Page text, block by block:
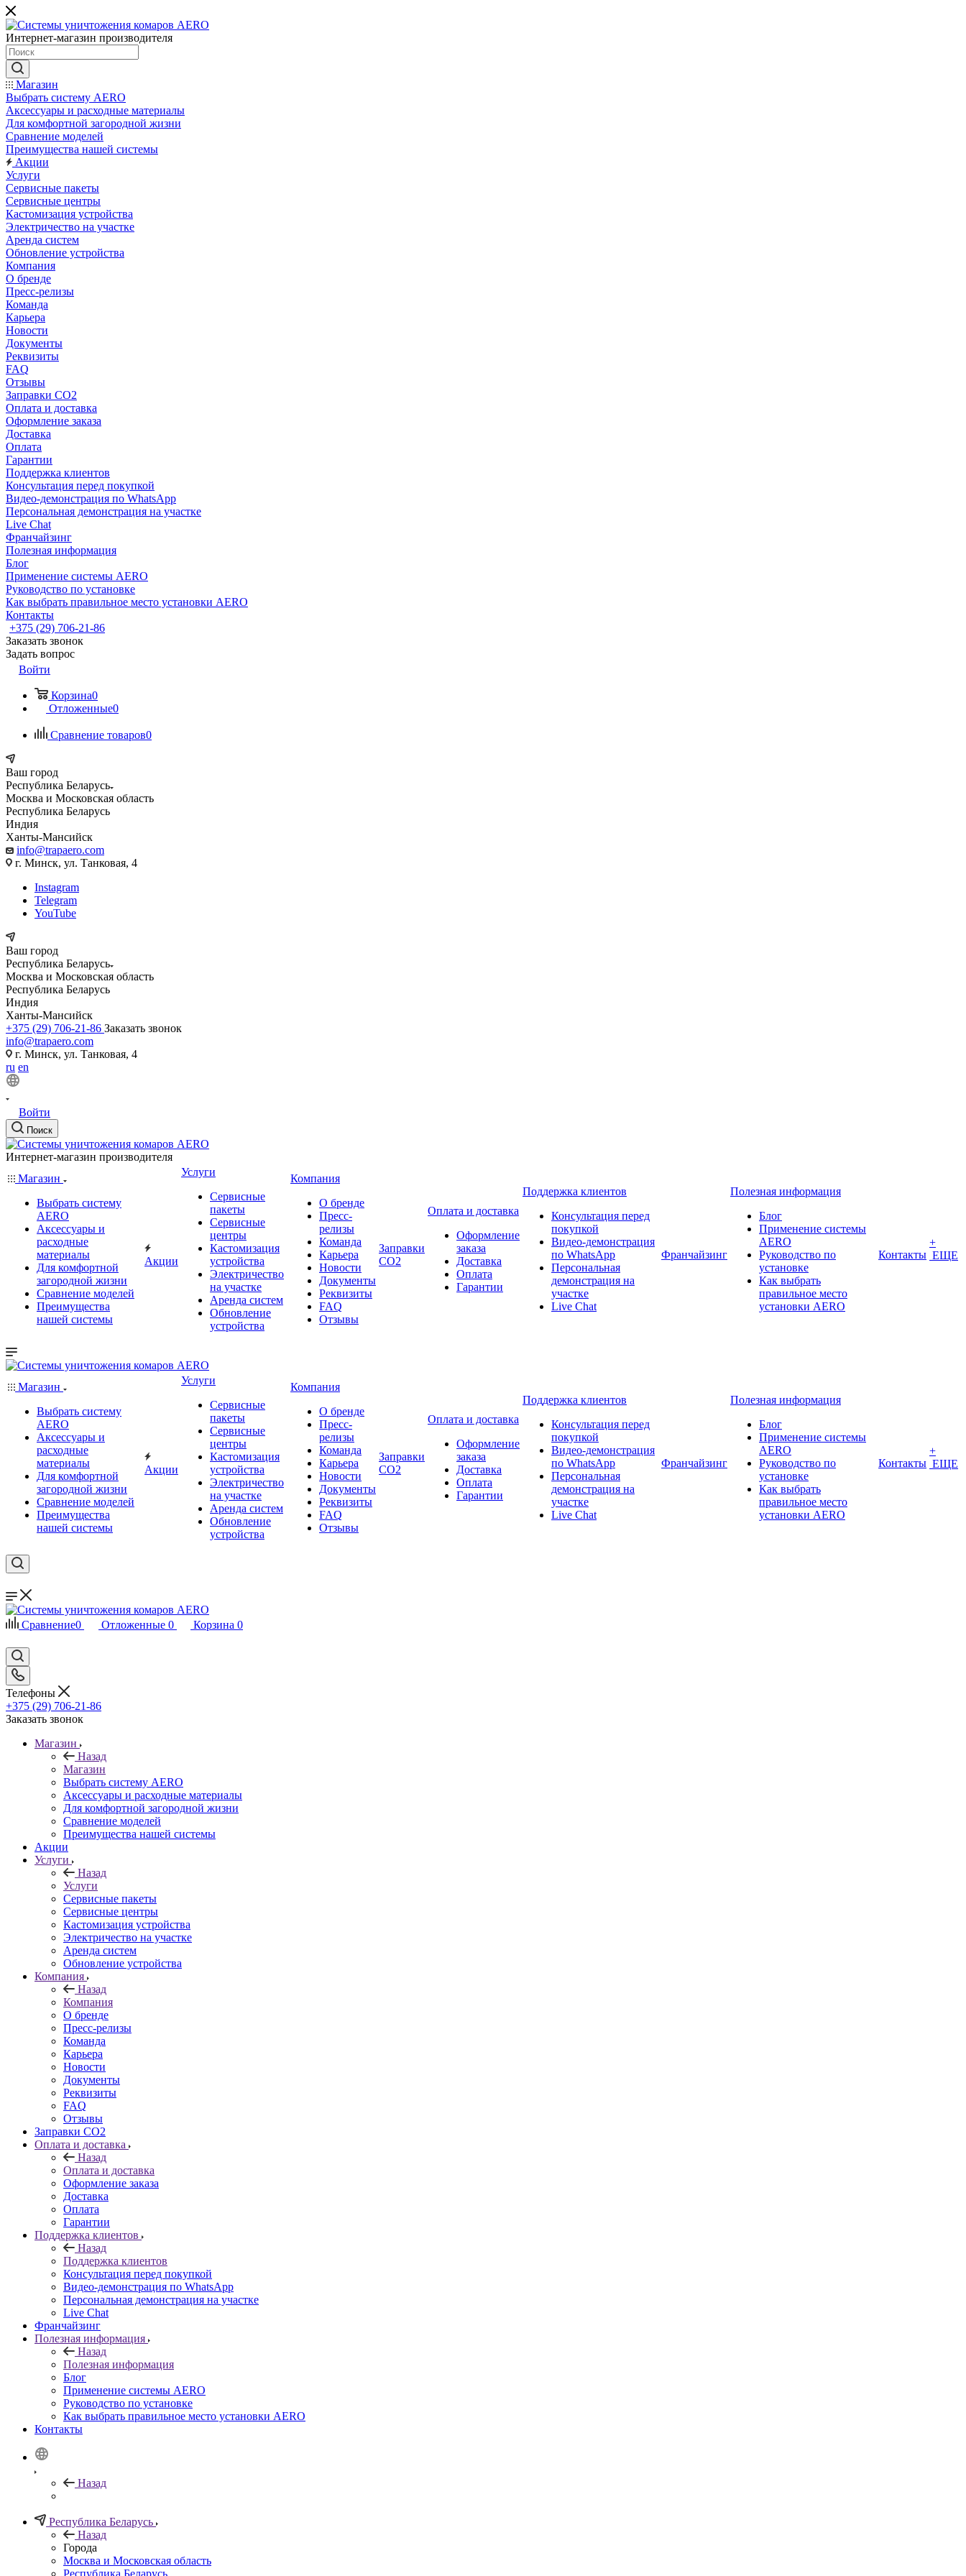
Интернет-магазин производителя
Магазин
Выбрать систему AERO
Аксессуары и расходные материалы
Для комфортной загородной жизни
Сравнение моделей
Преимущества нашей системы
Акции
Услуги
Сервисные пакеты
Сервисные центры
Кастомизация устройства
Электричество на участке
Аренда систем
Обновление устройства
Компания
О бренде
Пресс-релизы
Команда
Карьера
Новости
Документы
Реквизиты
FAQ
Отзывы
Заправки CO2
Оплата и доставка
Оформление заказа
Доставка
Оплата
Гарантии
Поддержка клиентов
Консультация перед покупкой
Видео-демонстрация по WhatsApp
Персональная демонстрация на участке
Live Chat
Франчайзинг
Полезная информация
Блог
Применение системы AERO
Руководство по установке
Как выбрать правильное место установки AERO
Контакты
+375 (29) 706-21-86
Заказать звонок
Задать вопрос
Войти
Корзина0
Отложенные0
Сравнение товаров0
Ваш город
Республика Беларусь
Москва и Московская область
Республика Беларусь
Индия
Ханты-Мансийск
info@trapaero.com
г. Минск, ул. Танковая, 4
Instagram
Telegram
YouTube
Ваш город
Республика Беларусь
Москва и Московская область
Республика Беларусь
Индия
Ханты-Мансийск
+375 (29) 706-21-86 Заказать звонок
info@trapaero.com
г. Минск, ул. Танковая, 4
ru en
Войти
Поиск
Интернет-магазин производителя
Магазин
Выбрать систему
AERO
Аксессуары и
расходные
материалы
Для комфортной
загородной жизни
Сравнение моделей
Преимущества
нашей системы
Акции
Услуги
Сервисные
пакеты
Сервисные
центры
Кастомизация
устройства
Электричество
на участке
Аренда систем
Обновление
устройства
Компания
О бренде
Пресс-
релизы
Команда
Карьера
Новости
Документы
Реквизиты
FAQ
Отзывы
Заправки
CO2
Оплата и доставка
Оформление
заказа
Доставка
Оплата
Гарантии
Поддержка клиентов
Консультация перед
покупкой
Видео-демонстрация
по WhatsApp
Персональная
демонстрация на
участке
Live Chat
Франчайзинг
Полезная информация
Блог
Применение системы
AERO
Руководство по
установке
Как выбрать
правильное место
установки AERO
Контакты
+
ЕЩЕ
Магазин
Выбрать систему
AERO
Аксессуары и
расходные
материалы
Для комфортной
загородной жизни
Сравнение моделей
Преимущества
нашей системы
Акции
Услуги
Сервисные
пакеты
Сервисные
центры
Кастомизация
устройства
Электричество
на участке
Аренда систем
Обновление
устройства
Компания
О бренде
Пресс-
релизы
Команда
Карьера
Новости
Документы
Реквизиты
FAQ
Отзывы
Заправки
CO2
Оплата и доставка
Оформление
заказа
Доставка
Оплата
Гарантии
Поддержка клиентов
Консультация перед
покупкой
Видео-демонстрация
по WhatsApp
Персональная
демонстрация на
участке
Live Chat
Франчайзинг
Полезная информация
Блог
Применение системы
AERO
Руководство по
установке
Как выбрать
правильное место
установки AERO
Контакты
+
ЕЩЕ
Сравнение0 Отложенные 0 Корзина 0
Телефоны
+375 (29) 706-21-86
Заказать звонок
Магазин
Назад
Магазин
Выбрать систему AERO
Аксессуары и расходные материалы
Для комфортной загородной жизни
Сравнение моделей
Преимущества нашей системы
Акции
Услуги
Назад
Услуги
Сервисные пакеты
Сервисные центры
Кастомизация устройства
Электричество на участке
Аренда систем
Обновление устройства
Компания
Назад
Компания
О бренде
Пресс-релизы
Команда
Карьера
Новости
Документы
Реквизиты
FAQ
Отзывы
Заправки CO2
Оплата и доставка
Назад
Оплата и доставка
Оформление заказа
Доставка
Оплата
Гарантии
Поддержка клиентов
Назад
Поддержка клиентов
Консультация перед покупкой
Видео-демонстрация по WhatsApp
Персональная демонстрация на участке
Live Chat
Франчайзинг
Полезная информация
Назад
Полезная информация
Блог
Применение системы AERO
Руководство по установке
Как выбрать правильное место установки AERO
Контакты
Нaзад
Республика Беларусь
Назад
Города
Москва и Московская область
Республика Беларусь